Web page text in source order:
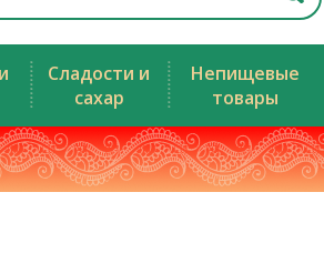
Сладости и
сахар
Непищевые
товары